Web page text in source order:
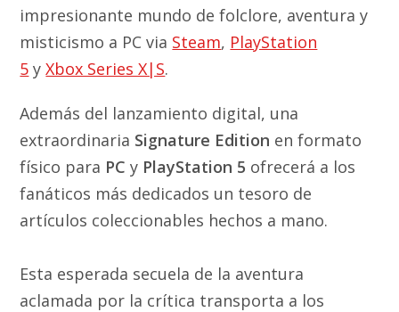
impresionante mundo de folclore, aventura y
misticismo a PC via Steam, PlayStation
5 yXbox Series X|S.
Además del lanzamiento digital, una
extraordinaria Signature Edition en formato
físico para PCy PlayStation 5 ofrecerá a los
fanáticos más dedicados un tesoro de
artículos coleccionables hechos a mano.
Esta esperada secuela de la aventura
aclamada por la crítica transporta a los